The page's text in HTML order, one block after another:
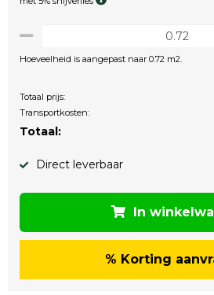
Hoeveelheid is aangepast naar 0.72 m2.
Totaal prijs:
Transportkosten:
Totaal:
Direct leverbaar
In
% Korting